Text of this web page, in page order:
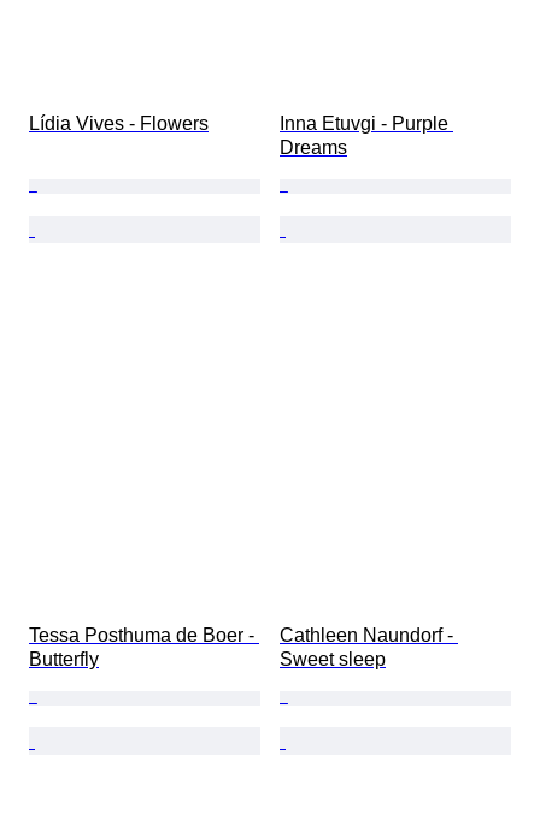
Lídia Vives - Flowers
Inna Etuvgi - Purple
Dreams
Tessa Posthuma de Boer -
Butterfly
Cathleen Naundorf -
Sweet sleep